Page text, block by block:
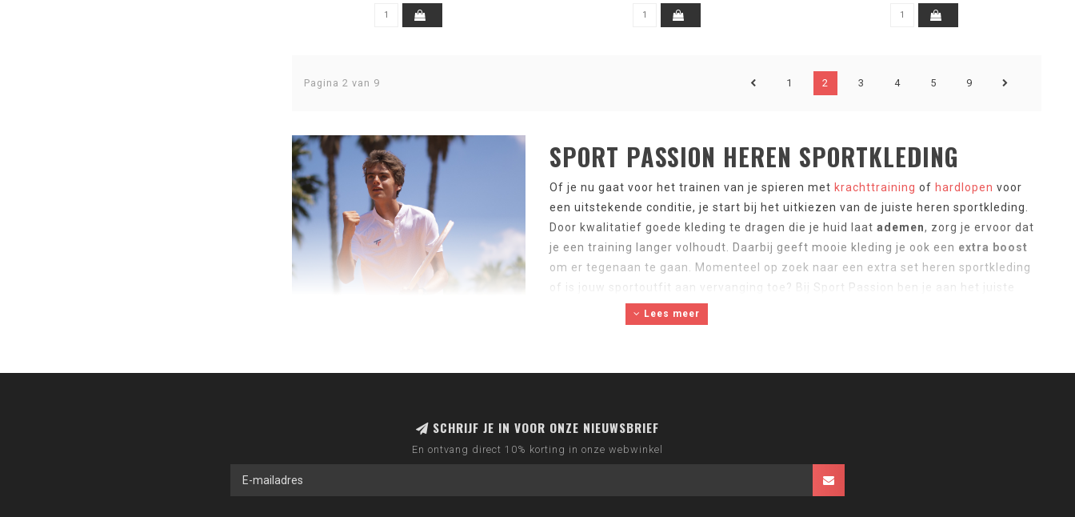
Pagina 2 van 9 1 2 3 4 5 9
SPORT PASSION HEREN SPORTKLEDING
Of je nu gaat voor het trainen van je spieren met krachttraining of hardlopen voor
een uitstekende conditie, je start bij het uitkiezen van de juiste heren sportkleding.
Door kwalitatief goede kleding te dragen die je huid laat ademen, zorg je ervoor dat
je een training langer volhoudt. Daarbij geeft mooie kleding je ook een extra boost
om er tegenaan te gaan. Momenteel op zoek naar een extra set heren sportkleding
of is jouw sportoutfit aan vervanging toe? Bij Sport Passion ben je aan het juiste
adres. Naast sportkleding voor heren, verkopen we ook
sportkleding voor kinderen.
veel korte sportbroeken zoals de
Tevens kun je bij ons ook het ideale paar sportschoenen vinden. Kortom, Sport
Passion heeft alles wat je zoekt. Daarbij zijn de kleuren van alle artikelen goed met
elkaar te combineren. Door het ruime assortiment kun je in één keer slagen voor je
Lees meer
SCHRIJF JE IN VOOR ONZE NIEUWSBRIEF
En ontvang direct 10% korting in onze webwinkel